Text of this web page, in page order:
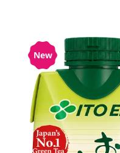
New